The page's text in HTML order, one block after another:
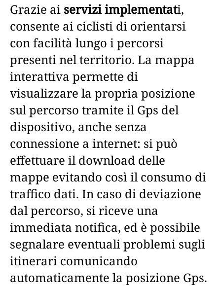
Grazie ai servizi implementati,
consente ai ciclisti di orientarsi
con facilità lungo i percorsi
presenti nel territorio. La mappa
interattiva permette di
visualizzare la propria posizione
sul percorso tramite il Gps del
dispositivo, anche senza
connessione a internet: si può
effettuare il download delle
mappe evitando così il consumo di
traffico dati. In caso di deviazione
dal percorso, si riceve una
immediata notifica, ed è possibile
segnalare eventuali problemi sugli
itinerari comunicando
automaticamente la posizione Gps.